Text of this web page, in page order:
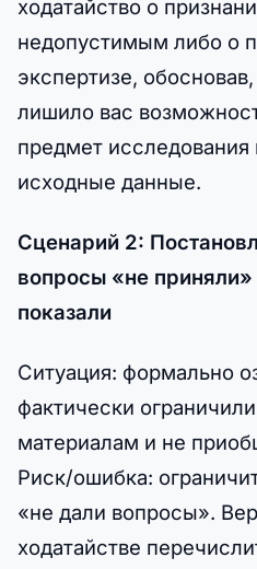
ходатайство о
недопустимым либо о
экспертизе,
лишило вас
предмет исследования
исходные данные.
Сценарий 2:
вопросы «не
показали
Ситуация: формально
фактически
материалам и не
Риск/ошибка:
«не дали вопросы».
ходатайстве